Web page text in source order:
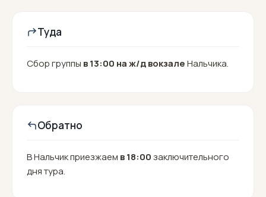
Туда
Сбор группы в 13:00 на ж/д вокзалеНальчика.
Обратно
В Нальчик приезжаем в 18:00заключительного
дня тура.